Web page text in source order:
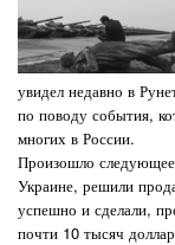
увидел недавно в
по поводу события,
многих в России.
Произошло
Украине, решили
успешно и сделали,
почти 10 тысяч